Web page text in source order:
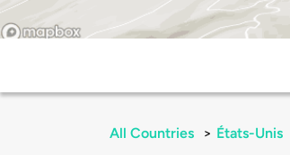
All Countries > États-Unis